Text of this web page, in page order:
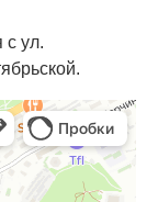
с ул.